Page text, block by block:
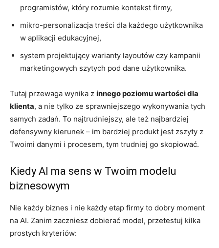
programistów, który rozumie kontekst firmy,
mikro-personalizacja treści dla każdego użytkownika
w aplikacji edukacyjnej,
system projektujący warianty layoutów czy kampanii
marketingowych szytych pod dane użytkownika.
Tutaj przewaga wynika z innego poziomu wartości dla
klienta, a nie tylko ze sprawniejszego wykonywania tych
samych zadań. To najtrudniejszy, ale też najbardziej
defensywny kierunek – im bardziej produkt jest zszyty z
Twoimi danymi i procesem, tym trudniej go skopiować.
Kiedy AI ma sens w Twoim modelu
biznesowym
Nie każdy biznes i nie każdy etap firmy to dobry moment
na AI. Zanim zaczniesz dobierać model, przetestuj kilka
prostych kryteriów: